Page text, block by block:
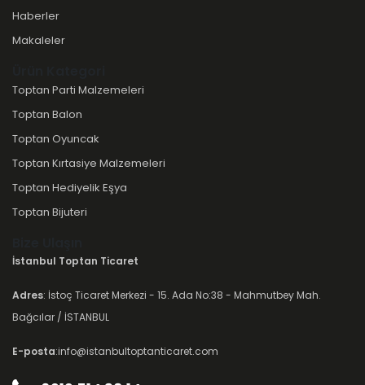
Haberler
Makaleler
Toptan Parti Malzemeleri
Toptan Balon
Toptan Oyuncak
Toptan Kırtasiye Malzemeleri
Toptan Hediyelik Eşya
Toptan Bijuteri
İstanbul Toptan Ticaret
Adres: İstoç Ticaret Merkezi - 15. Ada No:38 - Mahmutbey Mah.
Bağcılar / İSTANBUL
E-posta:info@istanbultoptanticaret.com